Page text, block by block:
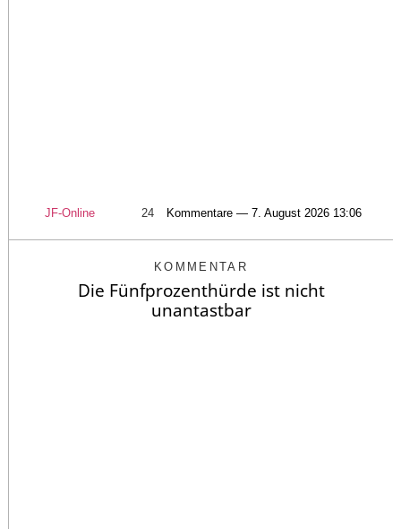
JF-Online 24 Kommentare — 7. August 2026 13:06
KOMMENTAR
Die Fünfprozenthürde ist nicht
unantastbar